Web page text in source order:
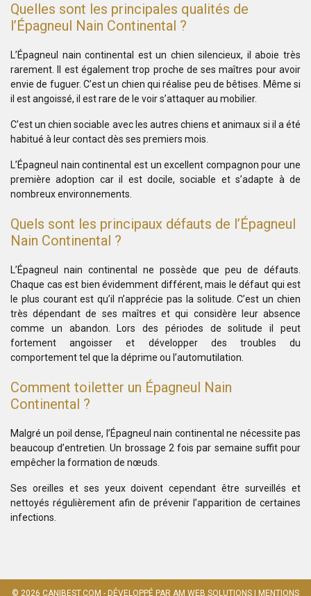
Quelles sont les principales qualités de
l’Épagneul Nain Continental ?
L’Épagneul nain continental est un chien silencieux, il aboie très
rarement. Il est également trop proche de ses maîtres pour avoir
envie de fuguer. C’est un chien qui réalise peu de bêtises. Même si
il est angoissé, il est rare de le voir s’attaquer au mobilier.
C’est un chien sociable avec les autres chiens et animaux si il a été
habitué à leur contact dès ses premiers mois.
L’Épagneul nain continental est un excellent compagnon pour une
première adoption car il est docile, sociable et s’adapte à de
nombreux environnements.
Quels sont les principaux défauts de l’Épagneul
Nain Continental ?
L’Épagneul nain continental ne possède que peu de défauts.
Chaque cas est bien évidemment différent, mais le défaut qui est
le plus courant est qu’il n’apprécie pas la solitude. C’est un chien
très dépendant de ses maîtres et qui considère leur absence
comme un abandon. Lors des périodes de solitude il peut
fortement angoisser et développer des troubles du
comportement tel que la déprime ou l’automutilation.
Comment toiletter un Épagneul Nain
Continental ?
Malgré un poil dense, l’Épagneul nain continental ne nécessite pas
beaucoup d’entretien. Un brossage 2 fois par semaine suffit pour
empêcher la formation de nœuds.
Ses oreilles et ses yeux doivent cependant être surveillés et
nettoyés régulièrement afin de prévenir l’apparition de certaines
infections.
© 2026 CANIBEST.COM - DÉVELOPPÉ PAR AM WEB SOLUTIONS MENTIONS